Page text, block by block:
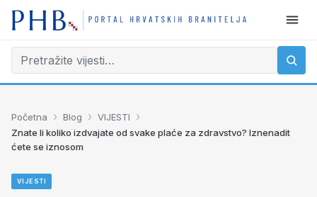
Početna › Blog › VIJESTI ›
Znate li koliko izdvajate od svake plaće za zdravstvo? Iznenadit
ćete se iznosom
VIJESTI